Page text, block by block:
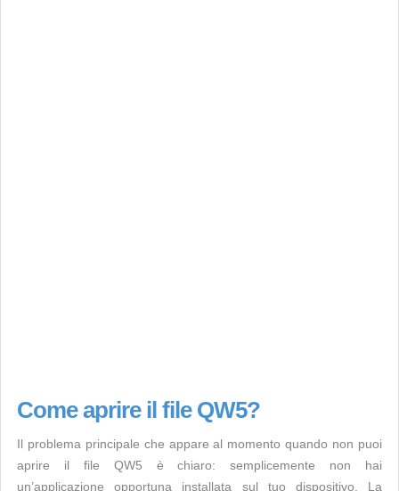
Come aprire il file QW5?
Il problema principale che appare al momento quando non puoi
aprire il file QW5 è chiaro: semplicemente non hai
un’applicazione opportuna installata sul tuo dispositivo. La